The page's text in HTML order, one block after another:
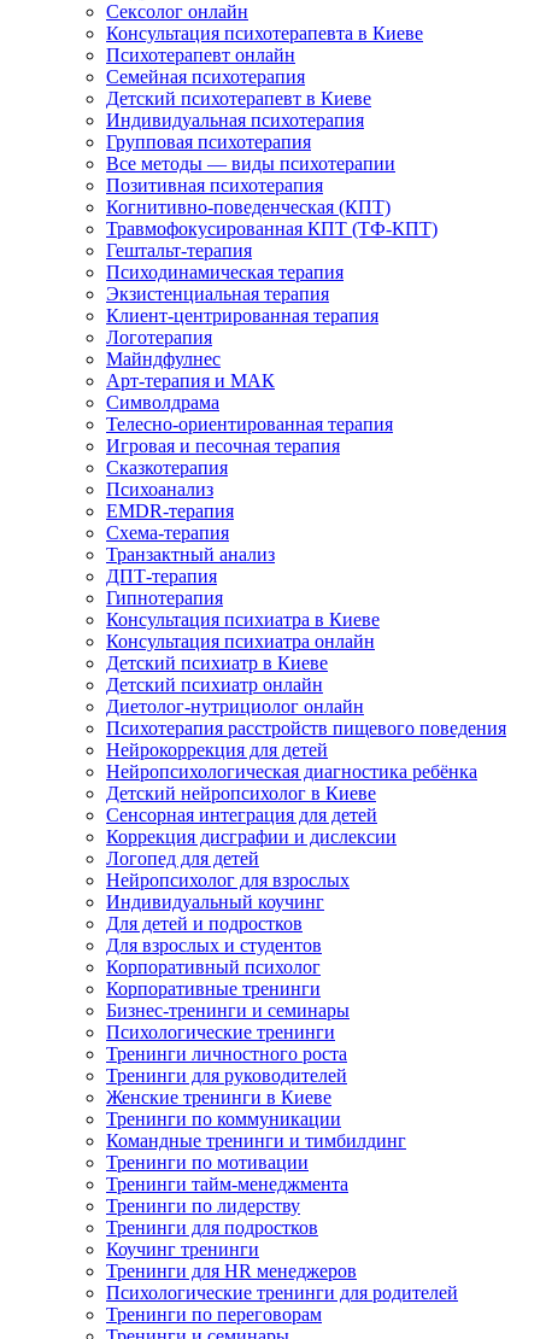
Сексолог онлайн
Консультация психотерапевта в Киеве
Психотерапевт онлайн
Семейная психотерапия
Детский психотерапевт в Киеве
Индивидуальная психотерапия
Групповая психотерапия
Все методы — виды психотерапии
Позитивная психотерапия
Когнитивно-поведенческая (КПТ)
Травмофокусированная КПТ (ТФ-КПТ)
Гештальт-терапия
Психодинамическая терапия
Экзистенциальная терапия
Клиент-центрированная терапия
Логотерапия
Майндфулнес
Арт-терапия и МАК
Символдрама
Телесно-ориентированная терапия
Игровая и песочная терапия
Сказкотерапия
Психоанализ
EMDR-терапия
Схема-терапия
Транзактный анализ
ДПТ-терапия
Гипнотерапия
Консультация психиатра в Киеве
Консультация психиатра онлайн
Детский психиатр в Киеве
Детский психиатр онлайн
Диетолог-нутрициолог онлайн
Психотерапия расстройств пищевого поведения
Нейрокоррекция для детей
Нейропсихологическая диагностика ребёнка
Детский нейропсихолог в Киеве
Сенсорная интеграция для детей
Коррекция дисграфии и дислексии
Логопед для детей
Нейропсихолог для взрослых
Индивидуальный коучинг
Для детей и подростков
Для взрослых и студентов
Корпоративный психолог
Корпоративные тренинги
Бизнес-тренинги и семинары
Психологические тренинги
Тренинги личностного роста
Тренинги для руководителей
Женские тренинги в Киеве
Тренинги по коммуникации
Командные тренинги и тимбилдинг
Тренинги по мотивации
Тренинги тайм-менеджмента
Тренинги по лидерству
Тренинги для подростков
Коучинг тренинги
Тренинги для HR менеджеров
Психологические тренинги для родителей
Тренинги по переговорам